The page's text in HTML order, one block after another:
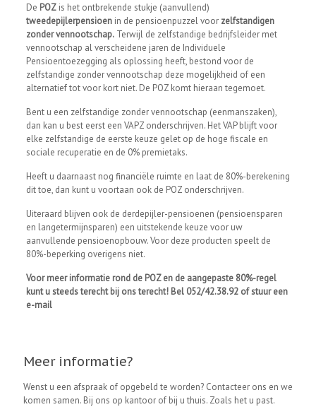
De POZis het ontbrekende stukje (aanvullend)
tweedepijlerpensioenin de pensioenpuzzel voor zelfstandigen
zonder vennootschap.Terwijl de zelfstandige bedrijfsleider met
vennootschap al verscheidene jaren de Individuele
Pensioentoezegging als oplossing heeft, bestond voor de
zelfstandige zonder vennootschap deze mogelijkheid of een
alternatief tot voor kort niet. De POZ komt hieraan tegemoet.
Bent u een zelfstandige zonder vennootschap (eenmanszaken),
dan kan u best eerst een VAPZ onderschrijven. Het VAP blijft voor
elke zelfstandige de eerste keuze gelet op de hoge fiscale en
sociale recuperatie en de 0% premietaks.
Heeft u daarnaast nog financiële ruimte en laat de 80%-berekening
dit toe, dan kunt u voortaan ook de POZ onderschrijven.
Uiteraard blijven ook de derdepijler-pensioenen (pensioensparen
en langetermijnsparen) een uitstekende keuze voor uw
aanvullende pensioenopbouw. Voor deze producten speelt de
80%-beperking overigens niet.
Voor meer informatie rond de POZ en de aangepaste 80%-regel
kunt u steeds terecht bij ons terecht! Bel 052/42.38.92 of stuur een
e-mail
Meer informatie?
Wenst u een afspraak of opgebeld te worden? Contacteer ons en we
komen samen. Bij ons op kantoor of bij u thuis. Zoals het u past.